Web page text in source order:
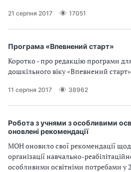
21 серпня 2017 17051
Програма «Впевнений старт»
Коротко - про редакцію програми
дошкільного віку «Впевнений старт»
11 серпня 2017 38962
Робота з учнями з особливими
оновлені рекомендації
МОН оновило свої рекомендації
організації навчально-
особливими освітніми потребами у